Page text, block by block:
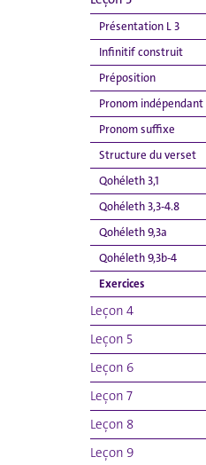
Présentation L 3
Infinitif construit
Préposition
Pronom indépendant
Pronom suffixe
Structure du verset
Qohéleth 3,1
Qohéleth 3,3-4.8
Qohéleth 9,3a
Qohéleth 9,3b-4
Exercices
Leçon 4
Leçon 5
Leçon 6
Leçon 7
Leçon 8
Leçon 9